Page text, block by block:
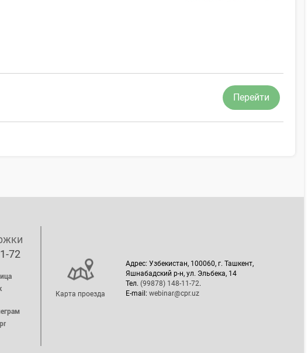
Перейти
72
Карта проезда
Адрес: Узбекистан, 100060, г. Ташкент,
Яшнабадский р-н, ул. Эльбека, 14
Тел. (99878) 148-11-72.
E-mail: webinar@cpr.uz